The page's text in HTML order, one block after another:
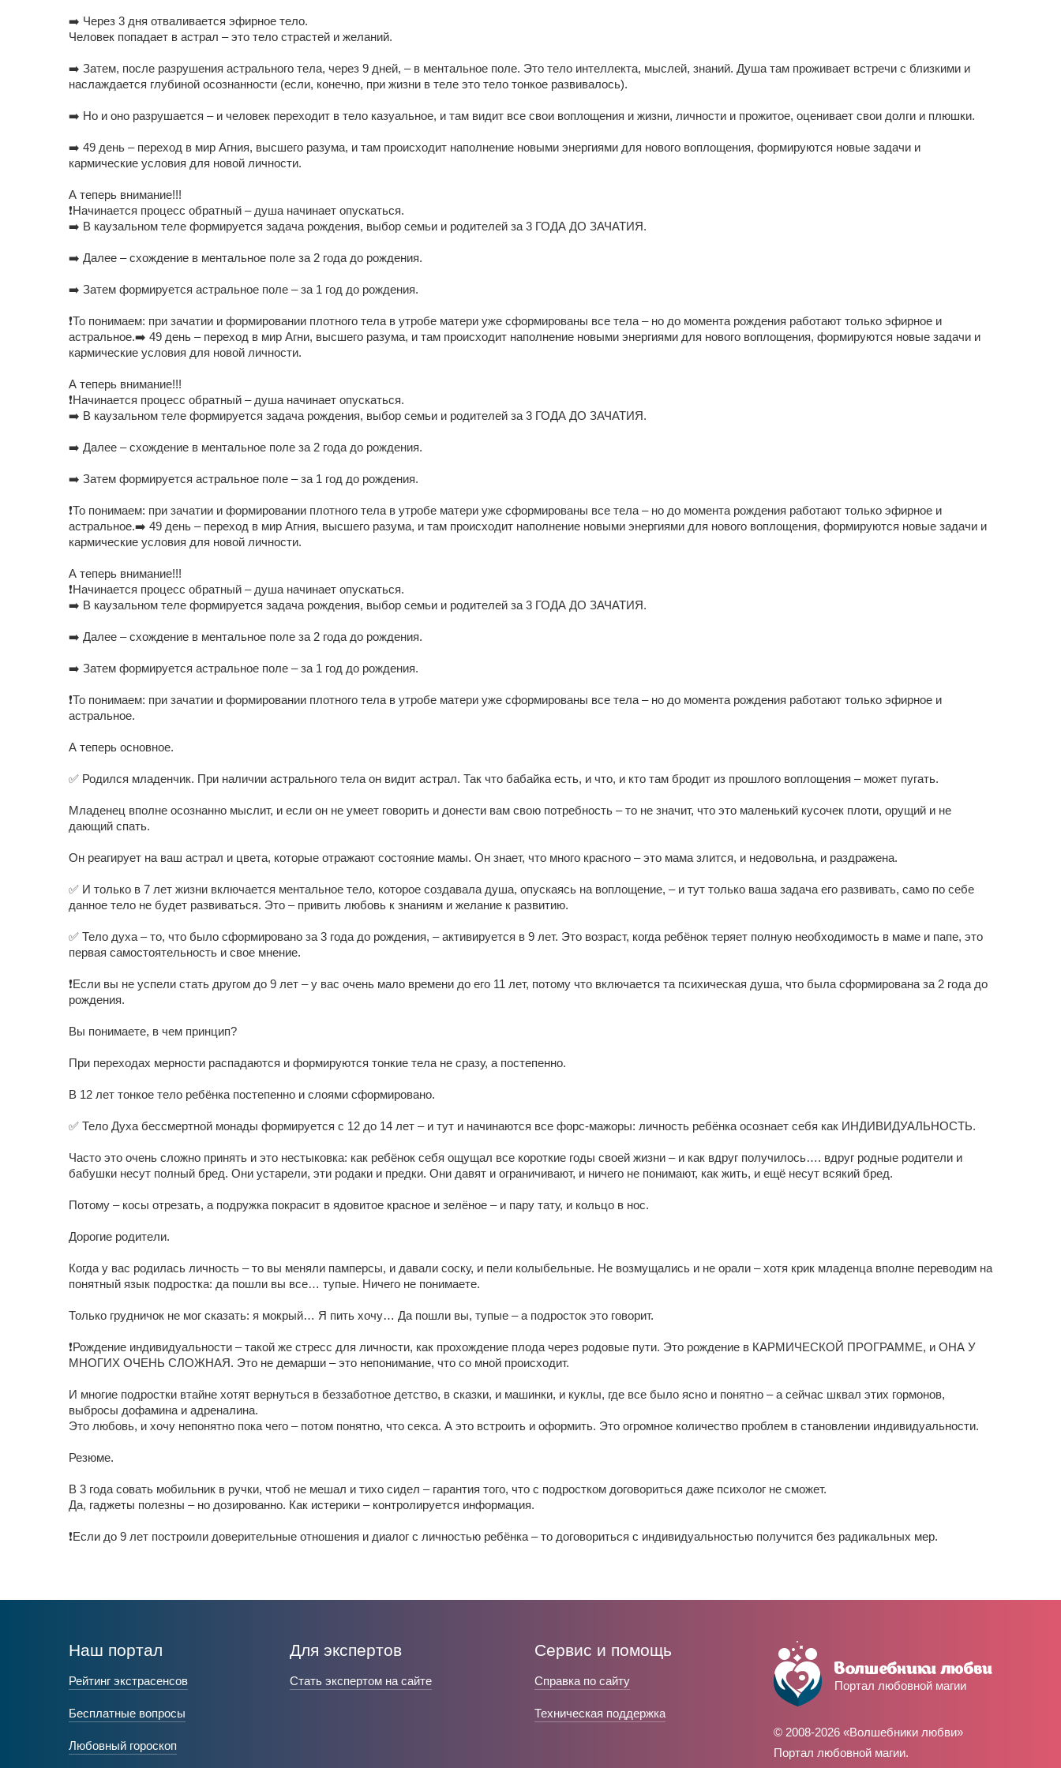
➡️ Через 3 дня отваливается эфирное тело.
Человек попадает в астрал – это тело страстей и желаний.
➡️ Затем, после разрушения астрального тела, через 9 дней, – в ментальное поле. Это тело интеллекта, мыслей, знаний. Душа там проживает встречи с близкими и
наслаждается глубиной осознанности (если, конечно, при жизни в теле это тело тонкое развивалось).
➡️ Но и оно разрушается – и человек переходит в тело казуальное, и там видит все свои воплощения и жизни, личности и прожитое, оценивает свои долги и плюшки.
➡️ 49 день – переход в мир Агния, высшего разума, и там происходит наполнение новыми энергиями для нового воплощения, формируются новые задачи и
кармические условия для новой личности.
А теперь внимание!!!
❗️Начинается процесс обратный – душа начинает опускаться.
➡️ В каузальном теле формируется задача рождения, выбор семьи и родителей за 3 ГОДА ДО ЗАЧАТИЯ.
➡️ Далее – схождение в ментальное поле за 2 года до рождения.
➡️ Затем формируется астральное поле – за 1 год до рождения.
❗️То понимаем: при зачатии и формировании плотного тела в утробе матери уже сформированы все тела – но до момента рождения работают только эфирное и
астральное.➡️ 49 день – переход в мир Агни, высшего разума, и там происходит наполнение новыми энергиями для нового воплощения, формируются новые задачи и
кармические условия для новой личности.
А теперь внимание!!!
❗️Начинается процесс обратный – душа начинает опускаться.
➡️ В каузальном теле формируется задача рождения, выбор семьи и родителей за 3 ГОДА ДО ЗАЧАТИЯ.
➡️ Далее – схождение в ментальное поле за 2 года до рождения.
➡️ Затем формируется астральное поле – за 1 год до рождения.
❗️То понимаем: при зачатии и формировании плотного тела в утробе матери уже сформированы все тела – но до момента рождения работают только эфирное и
астральное.➡️ 49 день – переход в мир Агния, высшего разума, и там происходит наполнение новыми энергиями для нового воплощения, формируются новые задачи и
кармические условия для новой личности.
А теперь внимание!!!
❗️Начинается процесс обратный – душа начинает опускаться.
➡️ В каузальном теле формируется задача рождения, выбор семьи и родителей за 3 ГОДА ДО ЗАЧАТИЯ.
➡️ Далее – схождение в ментальное поле за 2 года до рождения.
➡️ Затем формируется астральное поле – за 1 год до рождения.
❗️То понимаем: при зачатии и формировании плотного тела в утробе матери уже сформированы все тела – но до момента рождения работают только эфирное и
астральное.
А теперь основное.
✅ Родился младенчик. При наличии астрального тела он видит астрал. Так что бабайка есть, и что, и кто там бродит из прошлого воплощения – может пугать.
Младенец вполне осознанно мыслит, и если он не умеет говорить и донести вам свою потребность – то не значит, что это маленький кусочек плоти, орущий и не
дающий спать.
Он реагирует на ваш астрал и цвета, которые отражают состояние мамы. Он знает, что много красного – это мама злится, и недовольна, и раздражена.
✅ И только в 7 лет жизни включается ментальное тело, которое создавала душа, опускаясь на воплощение, – и тут только ваша задача его развивать, само по себе
данное тело не будет развиваться. Это – привить любовь к знаниям и желание к развитию.
✅ Тело духа – то, что было сформировано за 3 года до рождения, – активируется в 9 лет. Это возраст, когда ребёнок теряет полную необходимость в маме и папе, это
первая самостоятельность и свое мнение.
❗Если вы не успели стать другом до 9 лет – у вас очень мало времени до его 11 лет, потому что включается та психическая душа, что была сформирована за 2 года до
рождения.
Вы понимаете, в чем принцип?
При переходах мерности распадаются и формируются тонкие тела не сразу, а постепенно.
В 12 лет тонкое тело ребёнка постепенно и слоями сформировано.
✅ Тело Духа бессмертной монады формируется с 12 до 14 лет – и тут и начинаются все форс-мажоры: личность ребёнка осознает себя как ИНДИВИДУАЛЬНОСТЬ.
Часто это очень сложно принять и это нестыковка: как ребёнок себя ощущал все короткие годы своей жизни – и как вдруг получилось…. вдруг родные родители и
бабушки несут полный бред. Они устарели, эти родаки и предки. Они давят и ограничивают, и ничего не понимают, как жить, и ещё несут всякий бред.
Потому – косы отрезать, а подружка покрасит в ядовитое красное и зелёное – и пару тату, и кольцо в нос.
Дорогие родители.
Когда у вас родилась личность – то вы меняли памперсы, и давали соску, и пели колыбельные. Не возмущались и не орали – хотя крик младенца вполне переводим на
понятный язык подростка: да пошли вы все… тупые. Ничего не понимаете.
Только грудничок не мог сказать: я мокрый… Я пить хочу… Да пошли вы, тупые – а подросток это говорит.
❗Рождение индивидуальности – такой же стресс для личности, как прохождение плода через родовые пути. Это рождение в КАРМИЧЕСКОЙ ПРОГРАММЕ, и ОНА У
МНОГИХ ОЧЕНЬ СЛОЖНАЯ. Это не демарши – это непонимание, что со мной происходит.
И многие подростки втайне хотят вернуться в беззаботное детство, в сказки, и машинки, и куклы, где все было ясно и понятно – а сейчас шквал этих гормонов,
выбросы дофамина и адреналина.
Это любовь, и хочу непонятно пока чего – потом понятно, что секса. А это встроить и оформить. Это огромное количество проблем в становлении индивидуальности.
Резюме.
В 3 года совать мобильник в ручки, чтоб не мешал и тихо сидел – гарантия того, что с подростком договориться даже психолог не сможет.
Да, гаджеты полезны – но дозированно. Как истерики – контролируется информация.
❗Если до 9 лет построили доверительные отношения и диалог с личностью ребёнка – то договориться с индивидуальностью получится без радикальных мер.
Наш портал
Рейтинг экстрасенсов
Бесплатные вопросы
Любовный гороскоп
Для экспертов
Стать экспертом на сайте
Сервис и помощь
Справка по сайту
Техническая поддержка
Портал любовной магии
© 2008-2026 «Волшебники любви»
Портал любовной магии.